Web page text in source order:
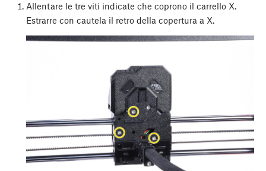
Allentare le tre viti indicate che coprono il carrello X.
Estrarre con cautela il retro della copertura a X.